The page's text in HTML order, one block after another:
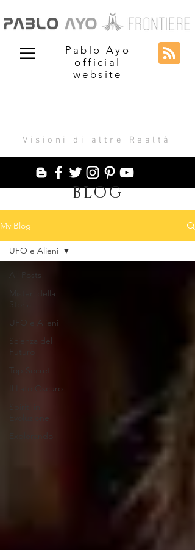
Pablo Ayo
official
website
Visioni di altre Realtà
BLOG
My Blog
All Posts
Misteri della
Storia
UFO e Alieni
Scienza del
Futuro
Top Secret
Il Lato Oscuro
UFO e Alieni